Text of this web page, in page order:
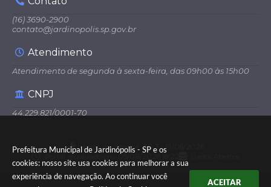
Prefeitura Municipal de Jardinópolis - SP e os
cookies: nosso site usa cookies para melhorar a sua
experiência de navegação. Ao continuar você
ACEITAR
(16) 3690-2900
contato@jardinopolis.sp.gov.br
Atendimento
Atendimento de segunda à sexta-feira, das 09h00 às 15h00
CNPJ
44.229.821/0001-70
Versão do Sistema: 3.5.3 - 19/06/2026
Portal atualizado em:
05/08/2026 16:22